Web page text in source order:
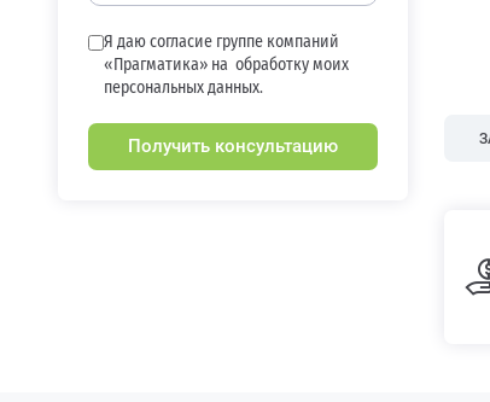
Я даю согласие группе компаний
«Прагматика» на обработку моих
персональных данных.
Получить консультацию